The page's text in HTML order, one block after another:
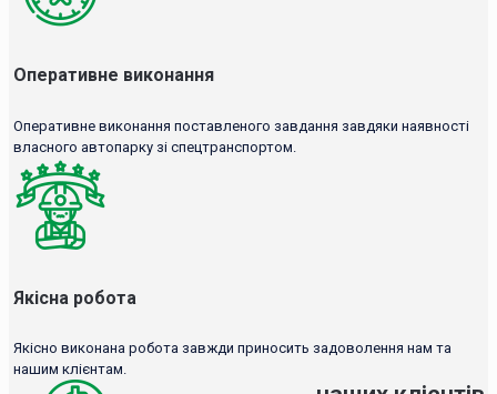
Оперативне виконання
Оперативне виконання поставленого завдання завдяки наявності
власного автопарку зі спецтранспортом.
Якісна робота
Якісно виконана робота завжди приносить задоволення нам та
нашим клієнтам.